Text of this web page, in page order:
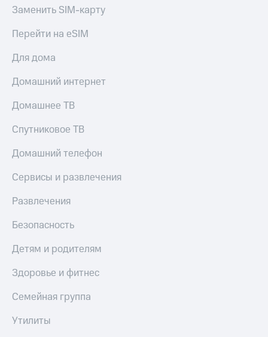
Заменить SIM-карту
Перейти на eSIM
Для дома
Домашний интернет
Домашнее ТВ
Спутниковое ТВ
Домашний телефон
Сервисы и развлечения
Развлечения
Безопасность
Детям и родителям
Здоровье и фитнес
Семейная группа
Утилиты